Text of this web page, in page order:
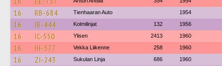
16 RB-684 Tienhaaran Auto 1954
16 IB-444 Kolmilinjat 132 1956
16 IC-550 Ylisen 2413 1960
16 IH-577 Vekka Liikenne 258 1960
16 ZI-243 Sukulan Linja 686 1960